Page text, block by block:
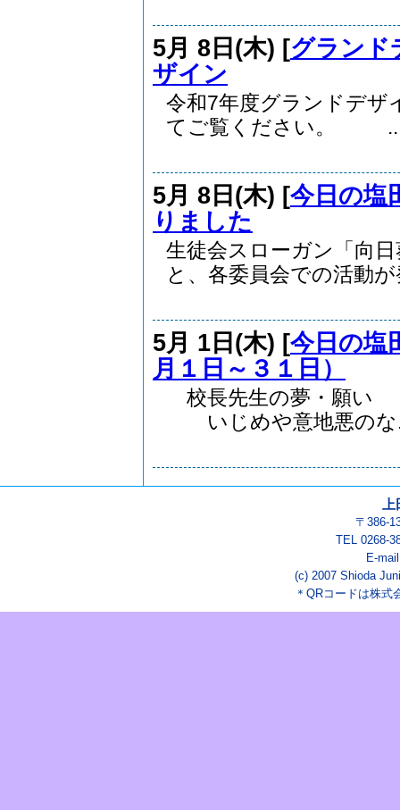
5月 8日(木) [グランド
ザイン
令和7年度グランドデザ
てご覧ください。
5月 8日(木) [今日の塩
りました
生徒会スローガン「向
と、各委員会での活動が
5月 1日(木) [今日の塩
月１日～３１日）
校長先生の夢・願
いじめや意地悪のな
〒386-
TEL 0268-
E-
(c) 2007 Shioda
＊QRコードは株式